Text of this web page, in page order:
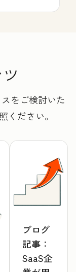
をご検討いた
ください。
ブログ
記事：
SaaS企